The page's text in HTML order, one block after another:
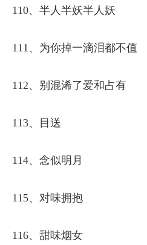
110、半人半妖半人妖
111、为你掉一滴泪都不值
112、别混浠了爱和占有
113、目送
114、念似明月
115、对味拥抱
116、甜味烟女